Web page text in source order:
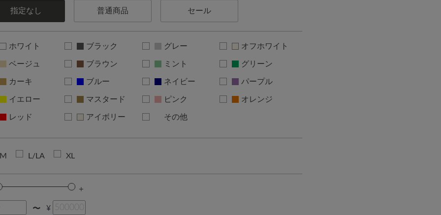
指定なし 普通商品 セール
ホワイト ブラック グレー オフホワイト
ベージュ ブラウン ミント グリーン
カーキ ブルー ネイビー パープル
イエロー マスタード ピンク オレンジ
レッド アイボリー その他
L/LA XL
〜 ¥